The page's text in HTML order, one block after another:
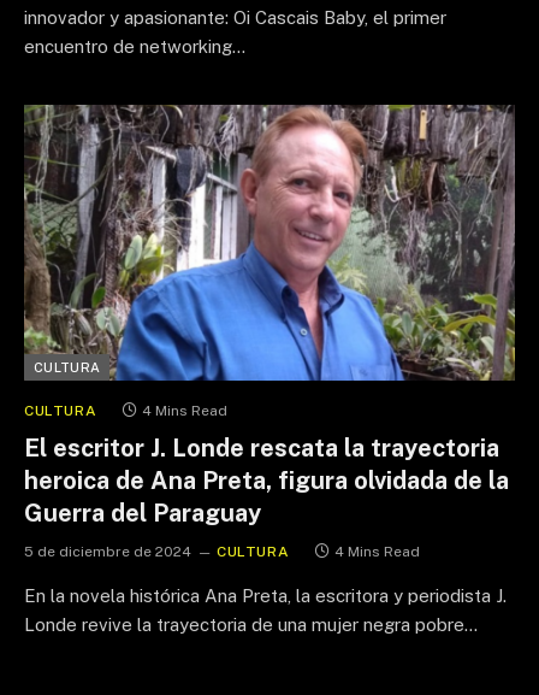
innovador y apasionante: Oi Cascais Baby, el primer
encuentro de networking…
CULTURA
CULTURA 4 Mins Read
El escritor J. Londe rescata la trayectoria
heroica de Ana Preta, figura olvidada de la
Guerra del Paraguay
5 de diciembre de 2024 CULTURA 4 Mins Read
En la novela histórica Ana Preta, la escritora y periodista J.
Londe revive la trayectoria de una mujer negra pobre…